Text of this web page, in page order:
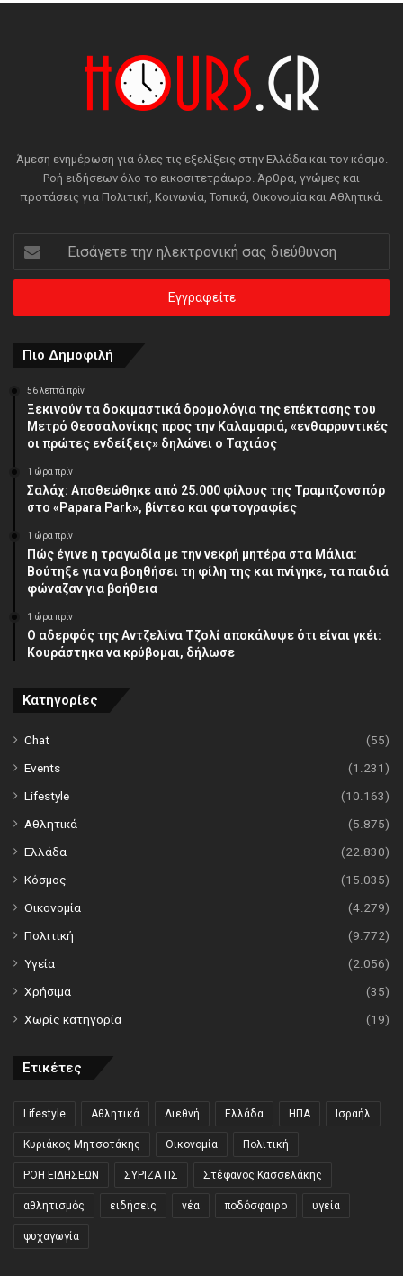
Άμεση ενημέρωση για όλες τις εξελίξεις στην Ελλάδα και τον κόσμο.
Ροή ειδήσεων όλο το εικοσιτετράωρο. Άρθρα, γνώμες και
προτάσεις για Πολιτική, Κοινωνία, Τοπικά, Οικονομία και Αθλητικά.
την
ηλεκτρονική
διεύθυνση
Πιο Δημοφιλή
56 λεπτά πρίν
Ξεκινούν τα δοκιμαστικά δρομολόγια της επέκτασης του
Μετρό Θεσσαλονίκης προς την Καλαμαριά, «ενθαρρυντικές
οι πρώτες ενδείξεις» δηλώνει ο Ταχιάος
1 ώρα πρίν
Σαλάχ: Αποθεώθηκε από 25.000 φίλους της Τραμπζονσπόρ
στο «Papara Park», βίντεο και φωτογραφίες
1 ώρα πρίν
Πώς έγινε η τραγωδία με την νεκρή μητέρα στα Μάλια:
Βούτηξε για να βοηθήσει τη φίλη της και πνίγηκε, τα παιδιά
φώναζαν για βοήθεια
1 ώρα πρίν
Ο αδερφός της Αντζελίνα Τζολί αποκάλυψε ότι είναι γκέι:
Κουράστηκα να κρύβομαι, δήλωσε
Κατηγορίες
Chat
(55)
Events
(1.231)
Lifestyle
(10.163)
Αθλητικά
(5.875)
Ελλάδα
(22.830)
Κόσμος
(15.035)
Οικονομία
(4.279)
Πολιτική
(9.772)
Υγεία
(2.056)
Χρήσιμα
(35)
Χωρίς κατηγορία
(19)
Ετικέτες
Lifestyle Αθλητικά Διεθνή Ελλάδα ΗΠΑ Ισραήλ
Κυριάκος Μητσοτάκης Οικονομία Πολιτική
ΡΟΗ ΕΙΔΗΣΕΩΝ ΣΥΡΙΖΑ ΠΣ Στέφανος Κασσελάκης
αθλητισμός ειδήσεις νέα ποδόσφαιρο υγεία
ψυχαγωγία